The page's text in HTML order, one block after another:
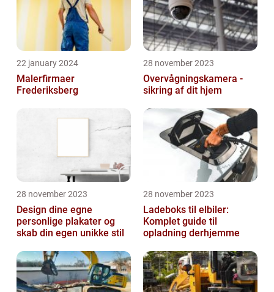
22 january 2024
Malerfirmaer
Frederiksberg
28 november 2023
Overvågningskamera -
sikring af dit hjem
28 november 2023
Design dine egne
personlige plakater og
skab din egen unikke stil
28 november 2023
Ladeboks til elbiler:
Komplet guide til
opladning derhjemme